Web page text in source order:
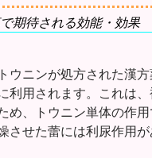
期待される効能・効果
ウニンが処方された漢方
利用されます。これは
め、トウニン単体の作
させた蕾には利尿作用